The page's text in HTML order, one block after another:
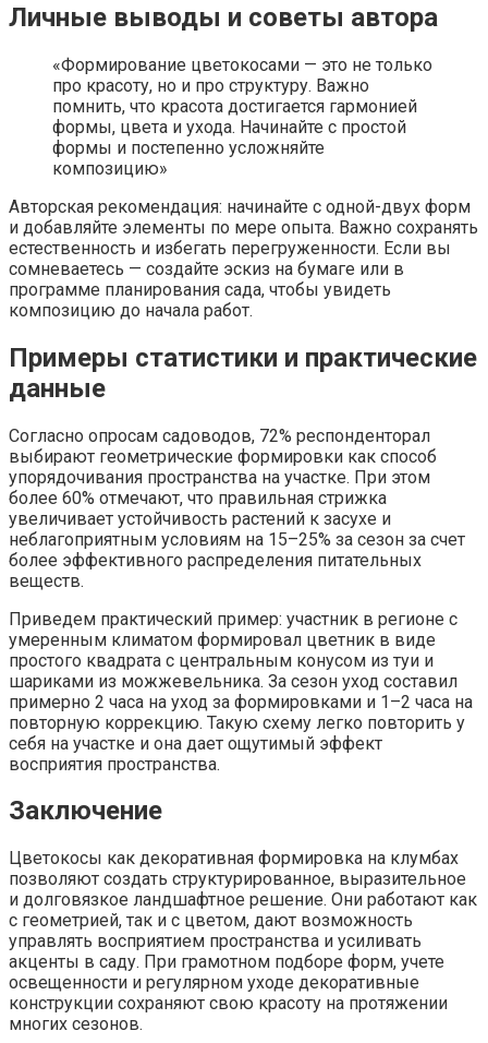
Личные выводы и советы автора
«Формирование цветокосами — это не только
про красоту, но и про структуру. Важно
помнить, что красота достигается гармонией
формы, цвета и ухода. Начинайте с простой
формы и постепенно усложняйте
композицию»
Авторская рекомендация: начинайте с одной-двух форм
и добавляйте элементы по мере опыта. Важно сохранять
естественность и избегать перегруженности. Если вы
сомневаетесь — создайте эскиз на бумаге или в
программе планирования сада, чтобы увидеть
композицию до начала работ.
Примеры статистики и практические
данные
Согласно опросам садоводов, 72% респонденторал
выбирают геометрические формировки как способ
упорядочивания пространства на участке. При этом
более 60% отмечают, что правильная стрижка
увеличивает устойчивость растений к засухе и
неблагоприятным условиям на 15–25% за сезон за счет
более эффективного распределения питательных
веществ.
Приведем практический пример: участник в регионе с
умеренным климатом формировал цветник в виде
простого квадрата с центральным конусом из туи и
шариками из можжевельника. За сезон уход составил
примерно 2 часа на уход за формировками и 1–2 часа на
повторную коррекцию. Такую схему легко повторить у
себя на участке и она дает ощутимый эффект
восприятия пространства.
Заключение
Цветокосы как декоративная формировка на клумбах
позволяют создать структурированное, выразительное
и долговязкое ландшафтное решение. Они работают как
с геометрией, так и с цветом, дают возможность
управлять восприятием пространства и усиливать
акценты в саду. При грамотном подборе форм, учете
освещенности и регулярном уходе декоративные
конструкции сохраняют свою красоту на протяжении
многих сезонов.